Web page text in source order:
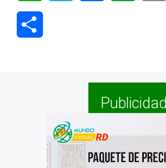
Publicidad